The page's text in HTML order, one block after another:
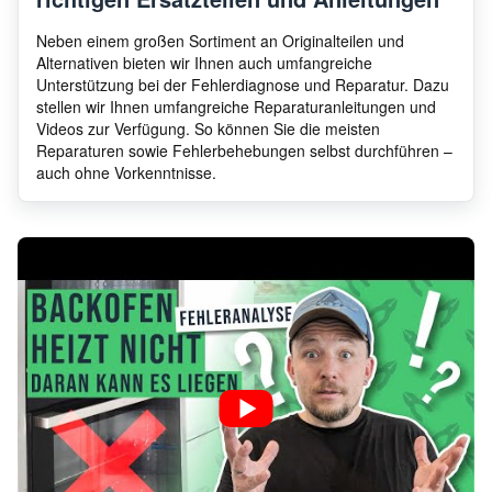
CHG6D4WTX
Haier CHG6BR4WTX
Haier CVG6BF4WTB
Haier CH63DCC
Neben einem großen Sortiment an Originalteilen und
Alternativen bieten wir Ihnen auch umfangreiche
Unterstützung bei der Fehlerdiagnose und Reparatur. Dazu
stellen wir Ihnen umfangreiche Reparaturanleitungen und
Videos zur Verfügung. So können Sie die meisten
Reparaturen sowie Fehlerbehebungen selbst durchführen –
auch ohne Vorkenntnisse.